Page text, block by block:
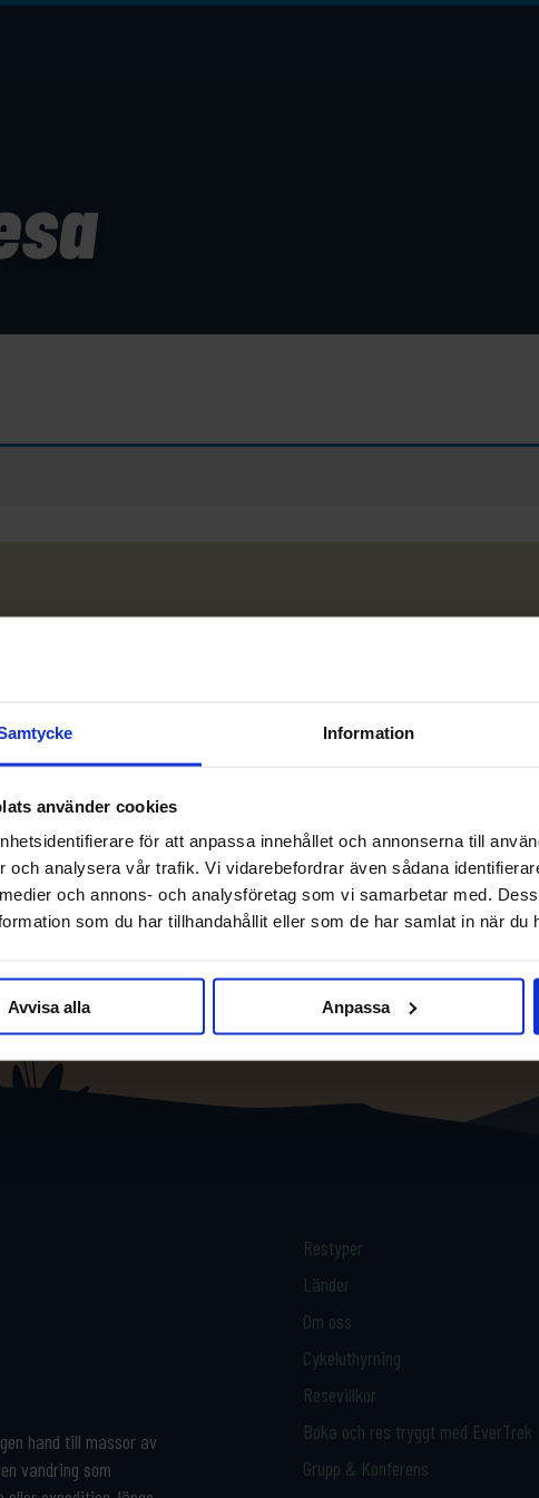
Information
använder cookies
för att anpassa innehållet och annonserna till
och analysera vår trafik. Vi vidarebefordrar även sådana
och annons- och analysföretag som vi samarbetar med.
som du har tillhandahållit eller som de har samlat in när du
Avvisa alla Anpassa
hand till massor av
vandring som
Restyper
Länder
Om oss
Cykeluthyrning
Resevillkor
Boka och res tryggt med EverTrek
Grupp & Konferens